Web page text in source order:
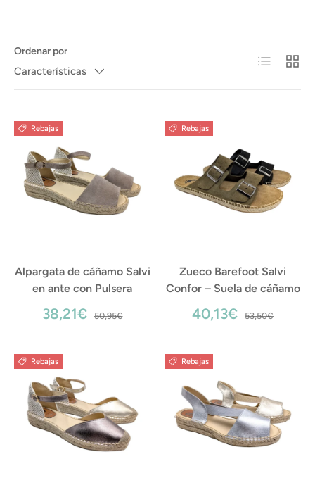
Ordenar por
Características
Lista
Rebajas
Alpargata de cáñamo Salvi
en ante con Pulsera
38,21€ 50,95€
Rebajas
Zueco Barefoot Salvi
Confor – Suela de cáñamo
40,13€ 53,50€
Rebajas Rebajas